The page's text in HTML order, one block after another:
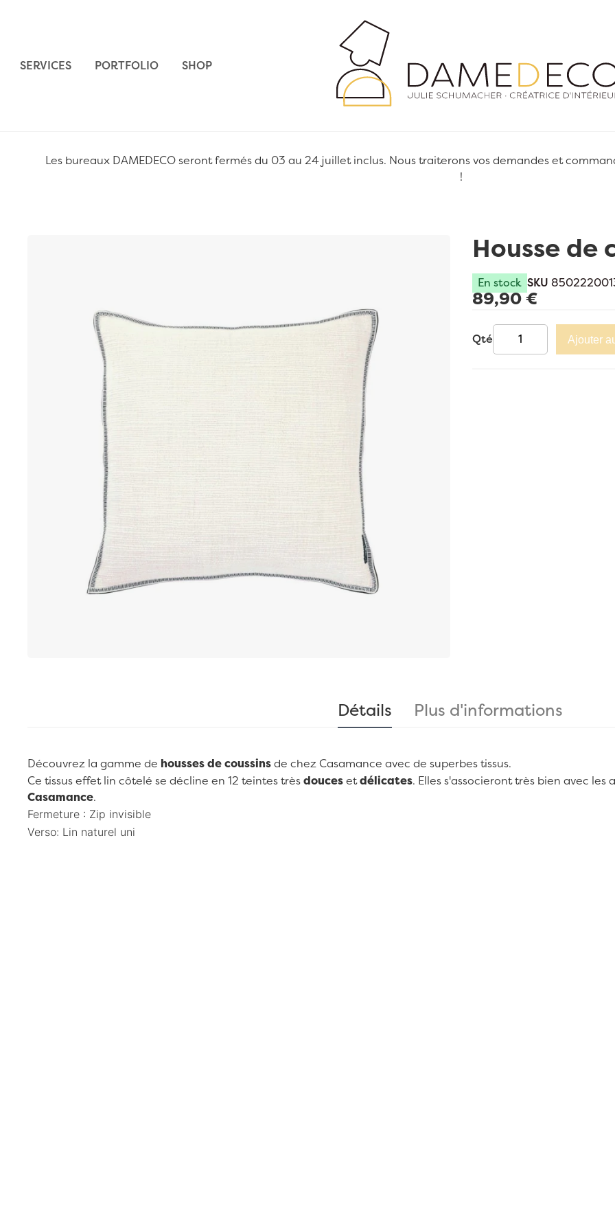
SERVICES PORTFOLIO SHOP
Les bureaux DAMEDECO seront fermés du 03 au 24 juillet inclus. Nous traiterons vos demandes et
!
Housse de
En stock SKU
89,90 €
Qté Ajouter
Détails
Découvrez la gamme de housses de coussins de chez Casamance avec de superbes tissus.
Ce tissus effet lin côtelé se décline en 12 teintes très douces etdélicates. Elles s'associeront très bien avec
Casamance.
Fermeture : Zip invisible
Verso: Lin naturel uni
Plus d'informations